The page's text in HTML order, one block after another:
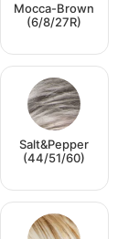
Mocca-Brown
(6/8/27R)
Salt&Pepper
(44/51/60)